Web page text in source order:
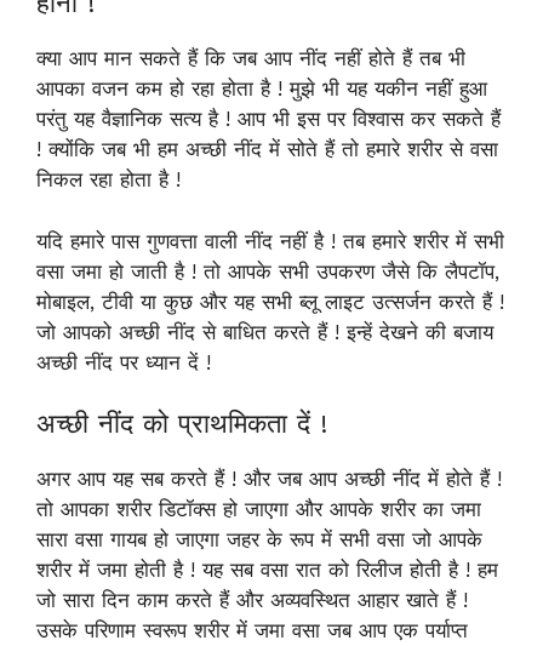
क्या आप मान सकते हैं कि जब आप नींद नहीं होते हैं तब भी
आपका वजन कम हो रहा होता है ! मुझे भी यह यकीन नहीं हुआ
परंतु यह वैज्ञानिक सत्य है ! आप भी इस पर विश्वास कर सकते हैं
! क्योंकि जब भी हम अच्छी नींद में सोते हैं तो हमारे शरीर से वसा
निकल रहा होता है !
यदि हमारे पास गुणवत्ता वाली नींद नहीं है ! तब हमारे शरीर में सभी
वसा जमा हो जाती है ! तो आपके सभी उपकरण जैसे कि लैपटॉप,
मोबाइल, टीवी या कुछ और यह सभी ब्लू लाइट उत्सर्जन करते हैं !
जो आपको अच्छी नींद से बाधित करते हैं ! इन्हें देखने की बजाय
अच्छी नींद पर ध्यान दें !
अच्छी नींद को प्राथमिकता दें !
अगर आप यह सब करते हैं ! और जब आप अच्छी नींद में होते हैं !
तो आपका शरीर डिटॉक्स हो जाएगा और आपके शरीर का जमा
सारा वसा गायब हो जाएगा जहर के रूप में सभी वसा जो आपके
शरीर में जमा होती है ! यह सब वसा रात को रिलीज होती है ! हम
जो सारा दिन काम करते हैं और अव्यवस्थित आहार खाते हैं !
उसके परिणाम स्वरूप शरीर में जमा वसा जब आप एक पर्याप्त